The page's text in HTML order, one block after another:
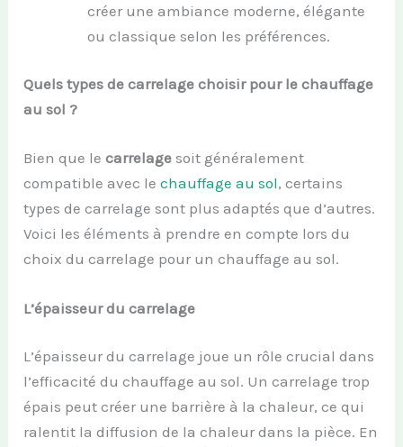
créer une ambiance moderne, élégante
ou classique selon les préférences.
Quels types de carrelage choisir pour le chauffage
au sol ?
Bien que lecarrelage soit généralement
compatible avec lechauffage au sol, certains
types de carrelage sont plus adaptés que d’autres.
Voici les éléments à prendre en compte lors du
choix du carrelage pour un chauffage au sol.
L’épaisseur du carrelage
L’épaisseur du carrelage joue un rôle crucial dans
l’efficacité du chauffage au sol. Un carrelage trop
épais peut créer une barrière à la chaleur, ce qui
ralentit la diffusion de la chaleur dans la pièce. En